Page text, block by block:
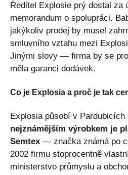
Ředitel Explosie prý dostal za
memorandum o spolupráci.
jakýkoliv prodej by musel
smluvního vztahu mezi
Jinými slovy — firma by se
měla garanci dodávek.
Co je Explosia a proč je tak
Explosia působí v Pardubicích
nejznámějším výrobkem je
Semtex — značka známá po
2002 firmu stoprocentně
ministerstvo průmyslu a